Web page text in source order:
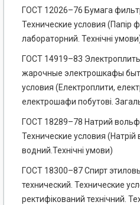
ГОСТ 12026–76 Бумага
Технические условия (Папір
лабораторний. Технічні
ГОСТ 14919–83
жарочные электрошкафы
условия (Електроплити,
електрошафи побутові.
ГОСТ 18289–78 Натрий
Технические условия
водний.Технічні умови)
ГОСТ 18300–87 Спирт
технический. Технические
ректифікований технічний.